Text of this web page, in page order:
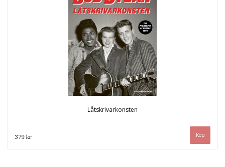
Låtskrivarkonsten
379 kr